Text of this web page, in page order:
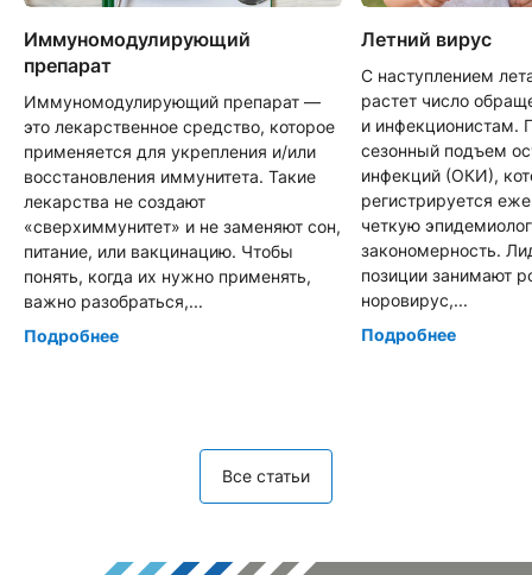
Иммуномодулирующий
препарат
Иммуномодулирующий препарат —
это лекарственное средство, которое
применяется для укрепления и/или
восстановления иммунитета. Такие
лекарства не создают
«сверхиммунитет» и не заменяют сон,
питание, или вакцинацию. Чтобы
понять, когда их нужно применять,
важно разобраться,...
Подробнее
Летний вирус
С наступлением
растет число
и инфекционистам.
сезонный подъем
инфекций (ОКИ),
регистрируется
четкую
закономерность.
позиции занимают
норовирус,...
Подробнее
Все статьи